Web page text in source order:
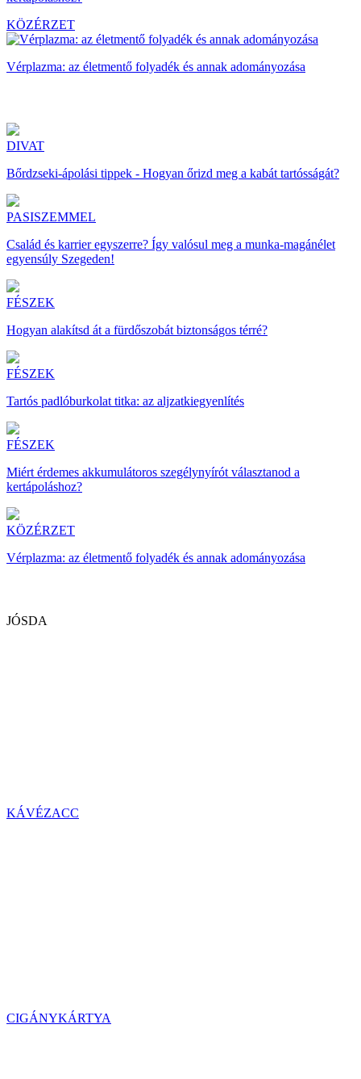
KÖZÉRZET
Vérplazma: az életmentő folyadék és annak adományozása
DIVAT
Bőrdzseki-ápolási tippek - Hogyan őrizd meg a kabát tartósságát?
PASISZEMMEL
Család és karrier egyszerre? Így valósul meg a munka-magánélet
egyensúly Szegeden!
FÉSZEK
Hogyan alakítsd át a fürdőszobát biztonságos térré?
FÉSZEK
Tartós padlóburkolat titka: az aljzatkiegyenlítés
FÉSZEK
Miért érdemes akkumulátoros szegélynyírót választanod a
kertápoláshoz?
KÖZÉRZET
Vérplazma: az életmentő folyadék és annak adományozása
JÓSDA
KÁVÉZACC
CIGÁNYKÁRTYA